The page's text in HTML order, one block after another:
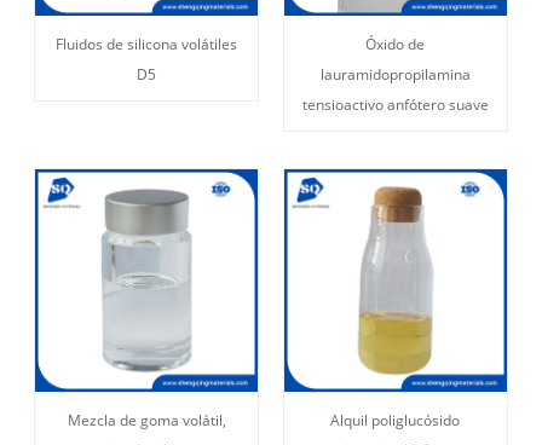
Fluidos de silicona volátiles
D5
Óxido de
lauramidopropilamina
tensioactivo anfótero suave
Mezcla de goma volátil,
Alquil poliglucósido